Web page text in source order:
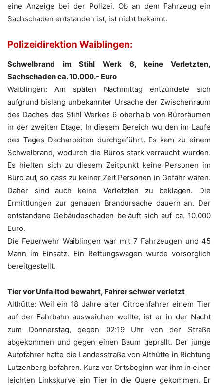
eine Anzeige bei der Polizei. Ob an dem Fahrzeug ein
Sachschaden entstanden ist, ist nicht bekannt.
Polizeidirektion Waiblingen:
Schwelbrand im Stihl Werk 6, keine Verletzten,
Sachschaden ca. 10.000.- Euro
Waiblingen: Am späten Nachmittag entzündete sich
aufgrund bislang unbekannter Ursache der Zwischenraum
des Daches des Stihl Werkes 6 oberhalb von Büroräumen
in der zweiten Etage. In diesem Bereich wurden im Laufe
des Tages Dacharbeiten durchgeführt. Es kam zu einem
Schwelbrand, wodurch die Büros stark verraucht wurden.
Es hielten sich zu diesem Zeitpunkt keine Personen im
Büro auf, so dass zu keiner Zeit Personen in Gefahr waren.
Daher sind auch keine Verletzten zu beklagen. Die
Ermittlungen zur genauen Brandursache dauern an. Der
entstandene Gebäudeschaden beläuft sich auf ca. 10.000
Euro.
Die Feuerwehr Waiblingen war mit 7 Fahrzeugen und 45
Mann im Einsatz. Ein Rettungswagen wurde vorsorglich
bereitgestellt.
Tier vor Unfalltod bewahrt, Fahrer schwer verletzt
Althütte: Weil ein 18 Jahre alter Citroenfahrer einem Tier
auf der Fahrbahn ausweichen wollte, ist er in der Nacht
zum Donnerstag, gegen 02:19 Uhr von der Straße
abgekommen und gegen einen Baum geprallt. Der junge
Autofahrer hatte die Landesstraße von Althütte in Richtung
Lutzenberg befahren. Kurz vor Ortsbeginn war ihm in einer
leichten Linkskurve ein Tier in die Quere gekommen. Er